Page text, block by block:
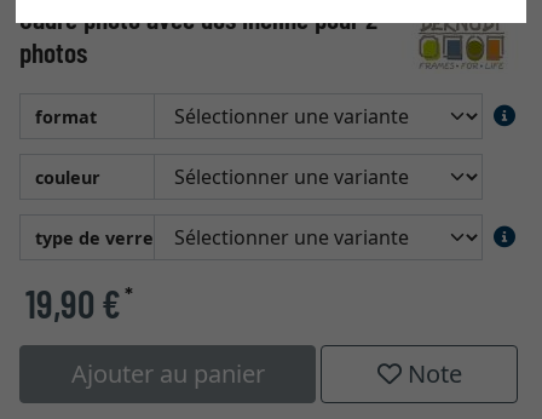
Cadre photo avec dos incliné pour 2
photos
format
couleur
type de verre
19,90 €*
Ajouter au panier Note